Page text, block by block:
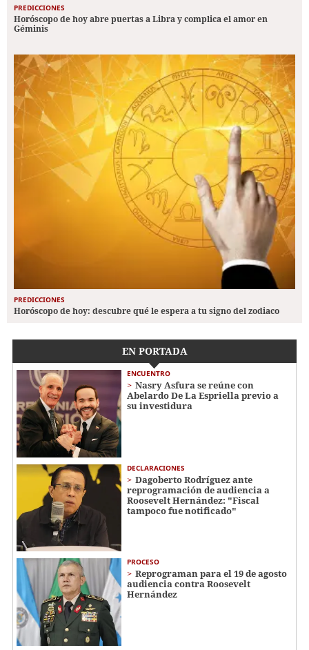
PREDICCIONES
Horóscopo de hoy abre puertas a Libra y complica el amor en
Géminis
PREDICCIONES
Horóscopo de hoy: descubre qué le espera a tu signo del zodiaco
EN PORTADA
ENCUENTRO
Nasry Asfura se reúne con
Abelardo De La Espriella previo a
su investidura
DECLARACIONES
Dagoberto Rodríguez ante
reprogramación de audiencia a
Roosevelt Hernández: "Fiscal
tampoco fue notificado"
PROCESO
Reprograman para el 19 de agosto
audiencia contra Roosevelt
Hernández